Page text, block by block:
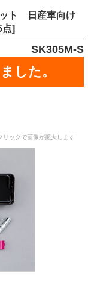
ット 日産車向け
]
SK305M-S
した。
リックで画像が拡大します